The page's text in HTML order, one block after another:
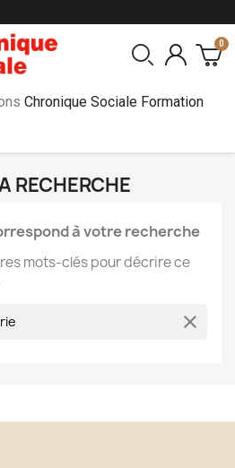
Chronique Sociale Formation
RECHERCHE
à votre recherche
mots-clés pour décrire ce
clear